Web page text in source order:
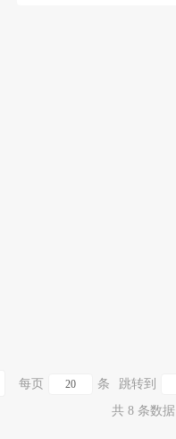
每页 条 跳转到
共 8 条数据